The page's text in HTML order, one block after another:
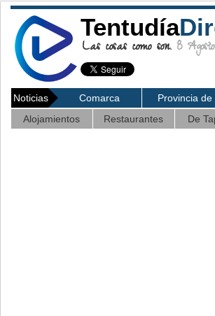
Tentudía
Las cosas como son. 8
Noticias Comarca Provincia de
Alojamientos
Restaurantes De